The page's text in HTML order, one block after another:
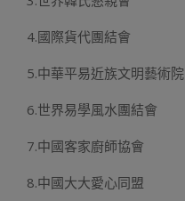
4.國際貨代團結會
5.中華平易近族文明藝術院
6.世界易學風水團結會
7.中國客家廚師協會
8.中國大大愛心同盟